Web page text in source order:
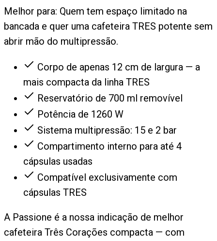
Melhor para: Quem tem espaço limitado na
bancada e quer uma cafeteira TRES potente sem
abrir mão do multipressão.
Corpo de apenas 12 cm de largura — a
mais compacta da linha TRES
Reservatório de 700 ml removível
Potência de 1260 W
Sistema multipressão: 15 e 2 bar
Compartimento interno para até 4
cápsulas usadas
Compatível exclusivamente com
cápsulas TRES
A Passione é a nossa indicação de melhor
cafeteira Três Corações compacta — com